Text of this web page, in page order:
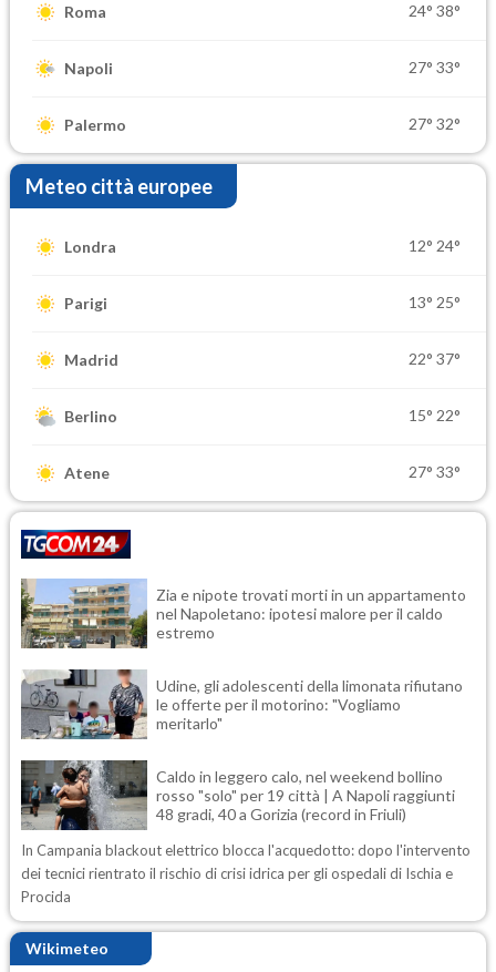
Roma 24° 38°
Napoli 27° 33°
Palermo 27° 32°
Meteo città europee
Londra 12° 24°
Parigi 13° 25°
Madrid 22° 37°
Berlino 15° 22°
Atene 27° 33°
Zia e nipote trovati morti in un appartamento
nel Napoletano: ipotesi malore per il caldo
estremo
Udine, gli adolescenti della limonata rifiutano
le offerte per il motorino: "Vogliamo
meritarlo"
Caldo in leggero calo, nel weekend bollino
rosso "solo" per 19 città | A Napoli raggiunti
48 gradi, 40 a Gorizia (record in Friuli)
In Campania blackout elettrico blocca l'acquedotto: dopo l'intervento
dei tecnici rientrato il rischio di crisi idrica per gli ospedali di Ischia e
Procida
Wikimeteo